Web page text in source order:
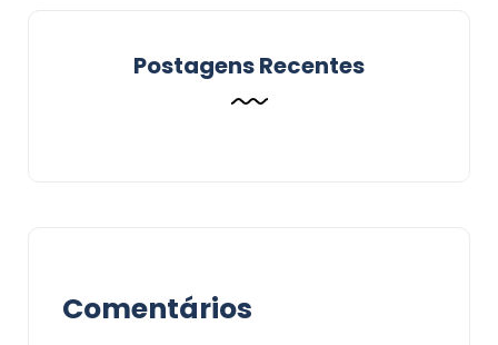
Postagens Recentes
Comentários